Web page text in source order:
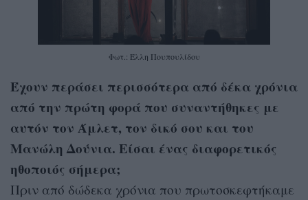
Φωτ.: Έλλη Πουπουλίδου
Έχουν περάσει περισσότερα από δέκα χρόνια
από την πρώτη φορά που συναντήθηκες με
αυτόν τον Άμλετ, τον δικό σου και του
Μανώλη Δούνια. Είσαι ένας διαφορετικός
ηθοποιός σήμερα;
Πριν από δώδεκα χρόνια που πρωτοσκεφτήκαμε